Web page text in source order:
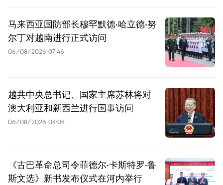
马来西亚国防部长穆罕默德·哈立德·努
尔丁对越南进行正式访问
06/08/2026 07:46
越共中央总书记、国家主席苏林将对
澳大利亚和新西兰进行国事访问
06/08/2026 04:04
《古巴革命总司令菲德尔·卡斯特罗·鲁
斯文选》新书发布仪式在河内举行